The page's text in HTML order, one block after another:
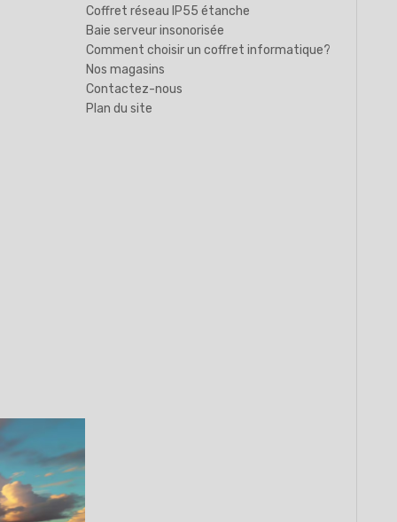
Coffret réseau IP55 étanche
Baie serveur insonorisée
Comment choisir un coffret informatique?
Nos magasins
Contactez-nous
Plan du site